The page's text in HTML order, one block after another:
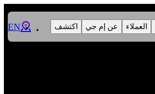
العملاء عن إم جي اكتشف EN